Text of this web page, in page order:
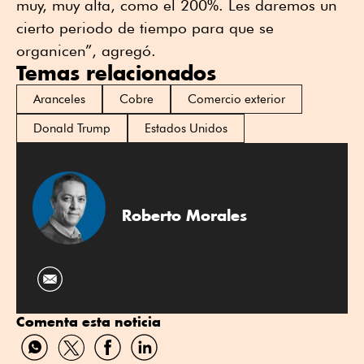
muy, muy alta, como el 200%. Les daremos un
cierto periodo de tiempo para que se
organicen”, agregó.
Temas relacionados
Aranceles Cobre
Comercio exterior
Donald Trump
Estados Unidos
Roberto Morales
Comenta esta noticia
CompartirCompartirCompartirCompartir